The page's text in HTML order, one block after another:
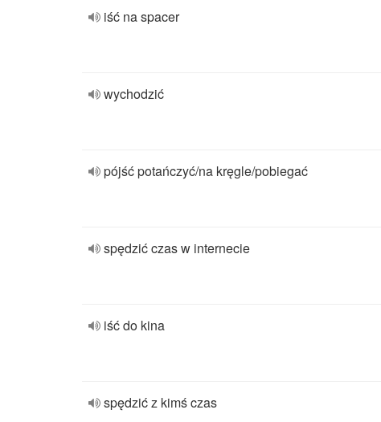
iść na spacer
wychodzić
pójść potańczyć/na kręgle/pobiegać
spędzić czas w internecie
iść do kina
spędzić z kimś czas